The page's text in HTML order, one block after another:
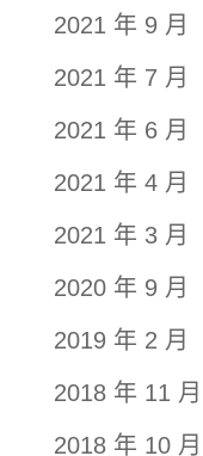
2021 年 9 月
2021 年 7 月
2021 年 6 月
2021 年 4 月
2021 年 3 月
2020 年 9 月
2019 年 2 月
2018 年 11 月
2018 年 10 月